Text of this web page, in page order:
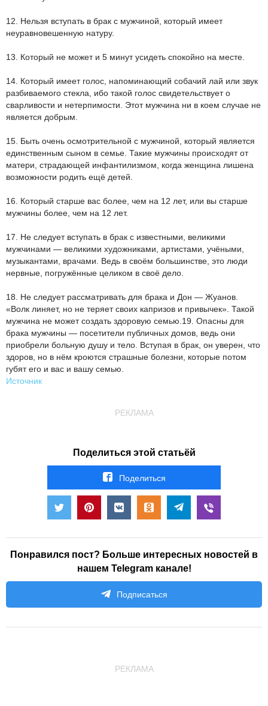
12. Нельзя вступать в брак с мужчиной, который имеет
неуравновешенную натуру.
13. Который не может и 5 минут усидеть спокойно на месте.
14. Который имеет голос, напоминающий собачий лай или звук
разбиваемого стекла, ибо такой голос свидетельствует о
сварливости и нетерпимости. Этот мужчина ни в коем случае не
является добрым.
15. Быть очень осмотрительной с мужчиной, который является
единственным сыном в семье. Такие мужчины происходят от
матери, страдающей инфантилизмом, когда женщина лишена
возможности родить ещё детей.
16. Который старше вас более, чем на 12 лет, или вы старше
мужчины более, чем на 12 лет.
17. Не следует вступать в брак с известными, великими
мужчинами — великими художниками, артистами, учёными,
музыкантами, врачами. Ведь в своём большинстве, это люди
нервные, погружённые целиком в своё дело.
18. Не следует рассматривать для брака и Дон — Жуанов.
«Волк линяет, но не теряет своих капризов и привычек». Такой
мужчина не может создать здоровую семью.19. Опасны для
брака мужчины — посетители публичных домов, ведь они
приобрели больную душу и тело. Вступая в брак, он уверен, что
здоров, но в нём кроются страшные болезни, которые потом
губят его и вас и вашу семью.
Источник
РЕКЛАМА
Поделиться этой статьёй
Поделиться
Понравился пост? Больше интересных новостей в
нашем Telegram канале!
Подписаться
РЕКЛАМА